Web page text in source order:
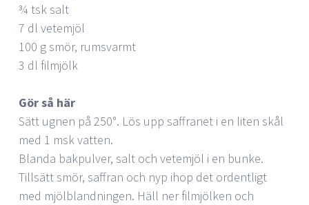
¾ tsk salt
7 dl vetemjöl
100 g smör, rumsvarmt
3 dl filmjölk
Gör så här
Sätt ugnen på 250°. Lös upp saffranet i en liten skål
med 1 msk vatten.
Blanda bakpulver, salt och vetemjöl i en bunke.
Tillsätt smör, saffran och nyp ihop det ordentligt
med mjölblandningen. Häll ner filmjölken och